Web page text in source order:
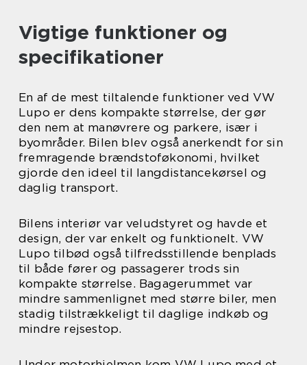
Vigtige funktioner og
specifikationer
En af de mest tiltalende funktioner ved VW
Lupo er dens kompakte størrelse, der gør
den nem at manøvrere og parkere, især i
byområder. Bilen blev også anerkendt for sin
fremragende brændstoføkonomi, hvilket
gjorde den ideel til langdistancekørsel og
daglig transport.
Bilens interiør var veludstyret og havde et
design, der var enkelt og funktionelt. VW
Lupo tilbød også tilfredsstillende benplads
til både fører og passagerer trods sin
kompakte størrelse. Bagagerummet var
mindre sammenlignet med større biler, men
stadig tilstrækkeligt til daglige indkøb og
mindre rejsestop.